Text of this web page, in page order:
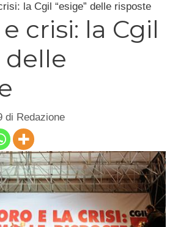
la Cgil “esige” delle risposte
crisi: la Cgil
delle
di Redazione